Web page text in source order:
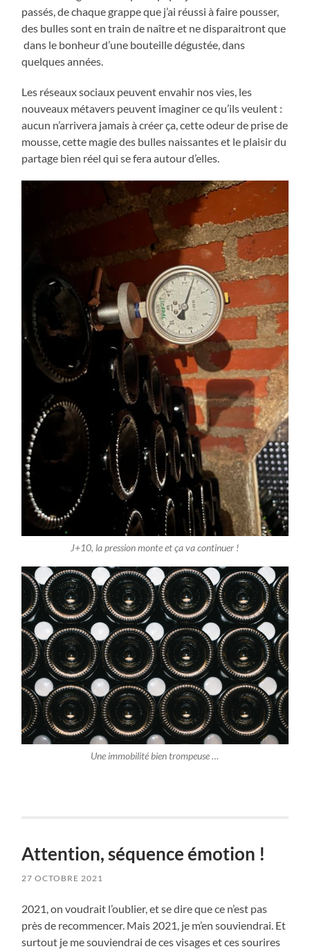
passés, de chaque grappe que j’ai réussi à faire pousser,
des bulles sont en train de naître et ne disparaitront que
dans le bonheur d’une bouteille dégustée, dans
quelques années.
Les réseaux sociaux peuvent envahir nos vies, les
nouveaux métavers peuvent imaginer ce qu’ils veulent :
aucun n’arrivera jamais à créer ça, cette odeur de prise de
mousse, cette magie des bulles naissantes et le plaisir du
partage bien réel qui se fera autour d’elles.
J+10, la pression monte et ça va continuer !
Une immobilité bien trompeuse …
Attention, séquence émotion !
27 OCTOBRE 2021
2021, on voudrait l’oublier, et se dire que ce n’est pas
près de recommencer. Mais 2021, je m’en souviendrai. Et
surtout je me souviendrai de ces visages et ces sourires